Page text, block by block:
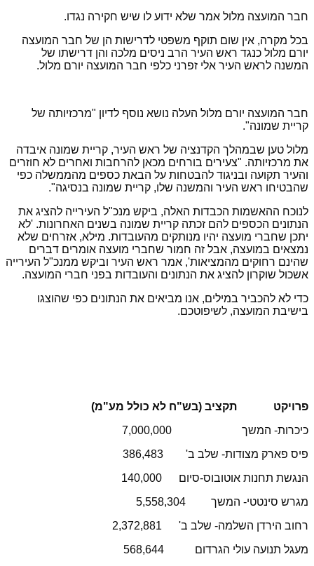
חבר המועצה מלול אמר שלא ידוע לו שיש חקירה נגדו.
בכל מקרה, אין שום תוקף משפטי לדרישות הן של חבר המועצה
יורם מלול כנגד ראש העיר הרב ניסים מלכה והן דרישתו של
המשנה לראש העיר אלי זפרני כלפי חבר המועצה יורם מלול.
חבר המועצה יורם מלול העלה נושא נוסף לדיון "מרכזיותה של
קריית שמונה".
מלול טען שבמהלך הקדנציה של ראש העיר, קריית שמונה איבדה
את מרכזיותה. "צעירים בורחים מכאן להרחבות ואחרים לא חוזרים
והעיר תקועה ובניגוד להבטחות על הבאת כספים מהממשלה כפי
שהבטיחו ראש העיר והמשנה שלו, קריית שמונה בנסיגה".
לנוכח ההאשמות הכבדות האלה, ביקש מנכ"ל העירייה להציג את
הנתונים הכספים להם זכתה קריית שמונה בשנים האחרונות. 'לא
יתכן שחברי מועצה יהיו מנותקים מהעובדות. מילא, אזרחים שלא
נמצאים במועצה, אבל זה חמור שחברי מועצה אומרים דברים
שהינם רחוקים מהמציאות', אמר ראש העיר וביקש ממנכ"ל העירייה
אשכול שוקרון להציג את הנתונים והעובדות בפני חברי המועצה.
כדי לא להכביר במילים, אנו מביאים את הנתונים כפי שהוצגו
בישיבת המועצה, לשיפוטכם.
פרויקט
תקציב (בש"ח לא כולל מע"מ)
כיכרות- המשך
7,000,000
פיס פארק מצודות- שלב ב'
386,483
הנגשת תחנות אוטובוס-סיום
140,000
מגרש סינטטי- המשך
5,558,304
רחוב הירדן השלמה- שלב ב'
2,372,881
מעגל תנועה עולי הגרדום
568,644